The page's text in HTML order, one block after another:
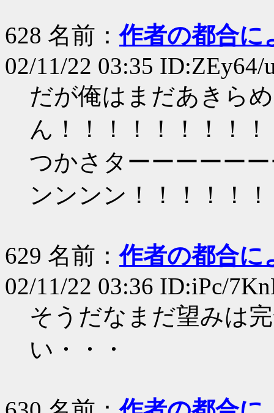
628 名前：作者の都合に
02/11/22 03:35 ID:ZEy64/
だが俺はまだあきら
ん！！！！！！！！
つかさターーーーー
ンンンン！！！！！
629 名前：作者の都合に
02/11/22 03:36 ID:iPc/
そうだなまだ望みは
い・・・